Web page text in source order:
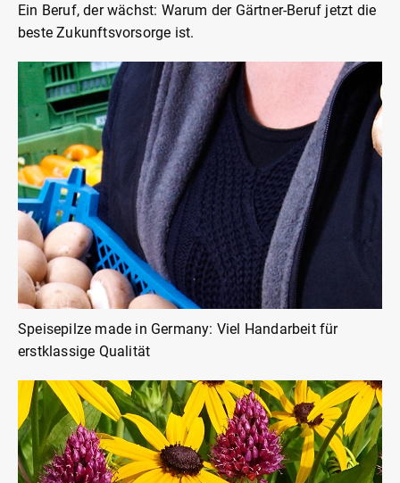
Ein Beruf, der wächst: Warum der Gärtner-Beruf jetzt die
beste Zukunftsvorsorge ist.
Speisepilze made in Germany: Viel Handarbeit für
erstklassige Qualität